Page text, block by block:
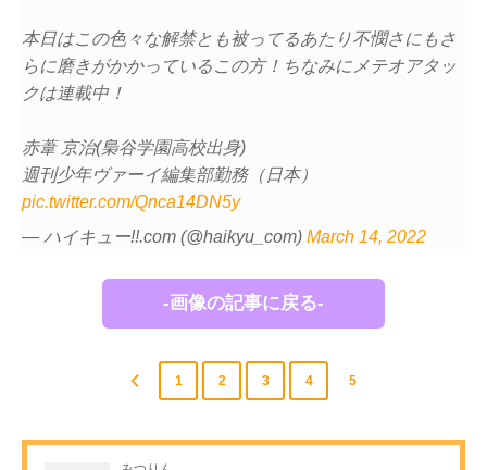
本日はこの色々な解禁とも被ってるあたり不憫さにもさ
らに磨きがかかっているこの方！ちなみにメテオアタッ
クは連載中！
赤葦 京治(梟谷学園高校出身)
週刊少年ヴァーイ編集部勤務（日本）
pic.twitter.com/Qnca14DN5y
— ハイキュー!!.com (@haikyu_com) March 14, 2022
-画像の記事に戻る-
1 2 3 4 5